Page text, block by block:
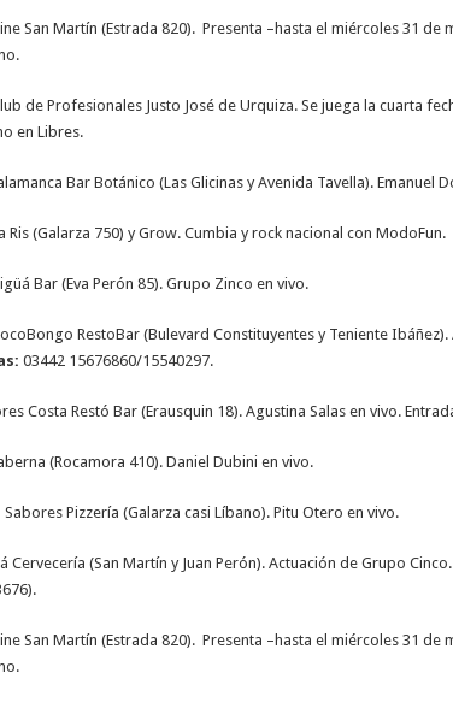
San Martín (Estrada 820). Presenta –hasta el miércoles 31 de
de Profesionales Justo José de Urquiza. Se juega la cuarta
en Libres.
Bar Botánico (Las Glicinas y Avenida Tavella). Emanuel
Ris (Galarza 750) y Grow. Cumbia y rock nacional con ModoFun.
Bar (Eva Perón 85). Grupo Zinco en vivo.
RestoBar (Bulevard Constituyentes y Teniente
03442 15676860/15540297.
Costa Restó Bar (Erausquin 18). Agustina Salas en vivo.
(Rocamora 410). Daniel Dubini en vivo.
Sabores Pizzería (Galarza casi Líbano). Pitu Otero en vivo.
Cervecería (San Martín y Juan Perón). Actuación de Grupo
San Martín (Estrada 820). Presenta –hasta el miércoles 31 de